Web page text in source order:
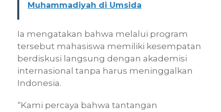
Muhammadiyah di Umsida
Ia mengatakan bahwa melalui program
tersebut mahasiswa memiliki kesempatan
berdiskusi langsung dengan akademisi
internasional tanpa harus meninggalkan
Indonesia.
“Kami percaya bahwa tantangan